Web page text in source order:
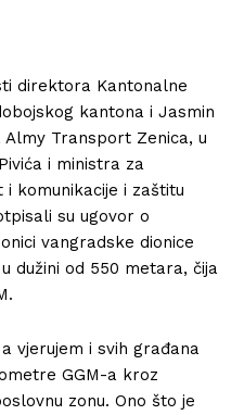
direktora Kantonalne
kantona i Jasmin
Transport Zenica, u
i ministra za
komunikacije i zaštitu
su ugovor o
vangradske dionice
dužini od 550 metara, čija
vjerujem i svih građana
GGM-a kroz
zonu. Ono što je